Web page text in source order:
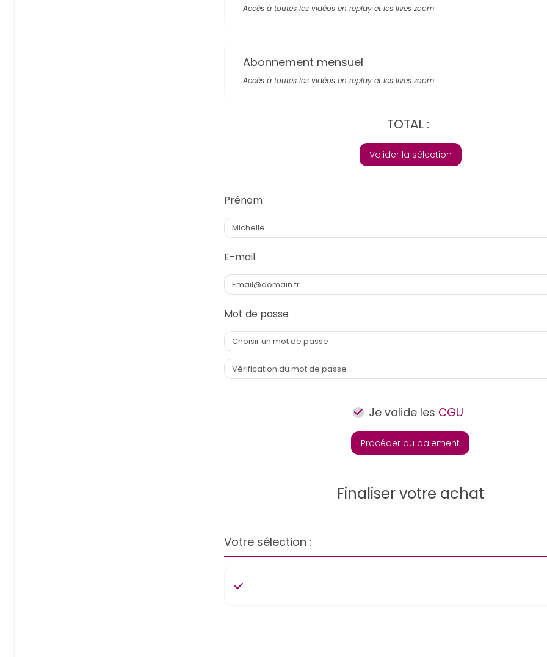
Accès à toutes les vidéos en replay et les lives zoom
Abonnement mensuel
Accès à toutes les vidéos en replay et les lives zoom
TOTAL :
Valider la sélection
Prénom
E-mail
Mot de passe
Je valide les CGU
Procéder au paiement
Finaliser votre achat
Votre sélection :